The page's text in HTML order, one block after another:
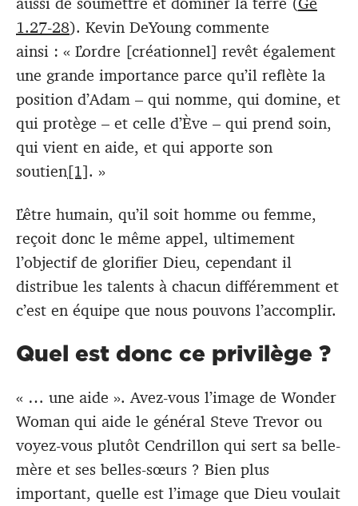
1.27-28). Kevin DeYoung commente
ainsi : « L’ordre [créationnel] revêt également
une grande importance parce qu’il reflète la
position d’Adam – qui nomme, qui domine, et
qui protège – et celle d’Ève – qui prend soin,
qui vient en aide, et qui apporte son
soutien[1]. »
L’être humain, qu’il soit homme ou femme,
reçoit donc le même appel, ultimement
l’objectif de glorifier Dieu, cependant il
distribue les talents à chacun différemment et
c’est en équipe que nous pouvons l’accomplir.
Quel est donc ce privilège ?
« … une aide ». Avez-vous l’image de Wonder
Woman qui aide le général Steve Trevor ou
voyez-vous plutôt Cendrillon qui sert sa belle-
mère et ses belles-sœurs ? Bien plus
important, quelle est l’image que Dieu voulait